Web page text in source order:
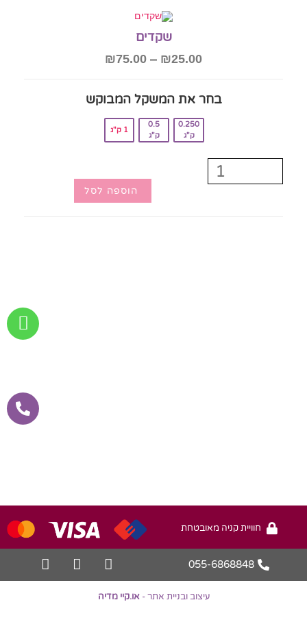
שקדים
₪25.00
–
₪75.00
בחר את המשקל המבוקש‎
0.250
הוספה לסל
חוויית קניה מאובטחת
055-6868848
עיצוב ובניית אתר -או.קיי מדיה